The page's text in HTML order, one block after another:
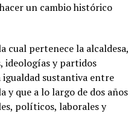
un cambio histórico
cual pertenece la alcaldesa,
ideologías y partidos
sustantiva entre
y que a lo largo de dos años
políticos, laborales y